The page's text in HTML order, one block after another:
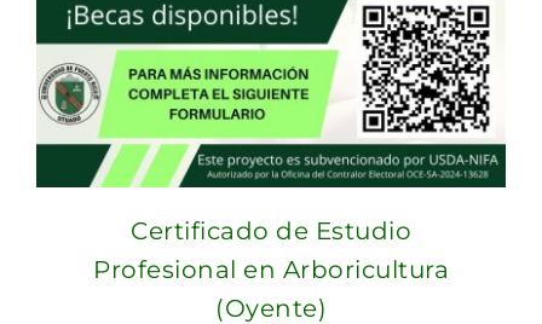
Certificado de Estudio
Profesional en Arboricultura
(Oyente)